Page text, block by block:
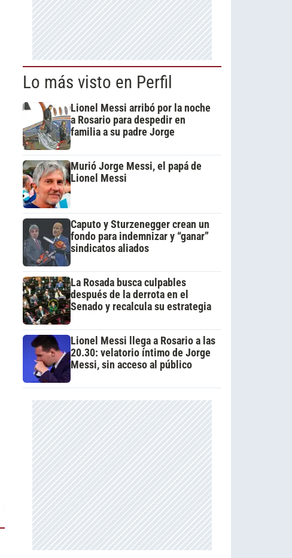
Lo más visto en Perfil
Lionel Messi arribó por la noche
a Rosario para despedir en
familia a su padre Jorge
Murió Jorge Messi, el papá de
Lionel Messi
Caputo y Sturzenegger crean un
fondo para indemnizar y “ganar”
sindicatos aliados
La Rosada busca culpables
después de la derrota en el
Senado y recalcula su estrategia
Lionel Messi llega a Rosario a las
20.30: velatorio íntimo de Jorge
Messi, sin acceso al público